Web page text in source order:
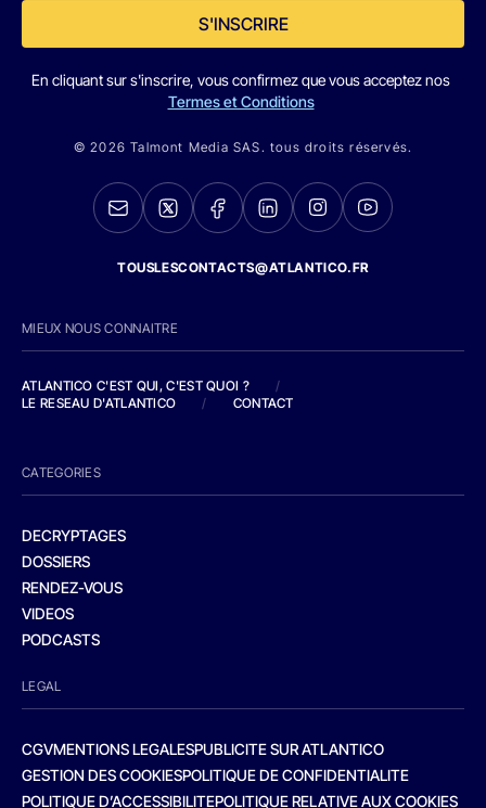
S'INSCRIRE
En cliquant sur s'inscrire, vous confirmez que vous acceptez nos
Termes et Conditions
© 2026 Talmont Media SAS. tous droits réservés.
TOUSLESCONTACTS@ATLANTICO.FR
MIEUX NOUS CONNAITRE
ATLANTICO C'EST QUI, C'EST QUOI ?
/
LE RESEAU D'ATLANTICO
/ CONTACT
CATEGORIES
DECRYPTAGES
DOSSIERS
RENDEZ-VOUS
VIDEOS
PODCASTS
LEGAL
CGVMENTIONS LEGALESPUBLICITE SUR ATLANTICO
GESTION DES COOKIESPOLITIQUE DE CONFIDENTIALITE
POLITIQUE D’ACCESSIBILITEPOLITIQUE RELATIVE AUX COOKIES